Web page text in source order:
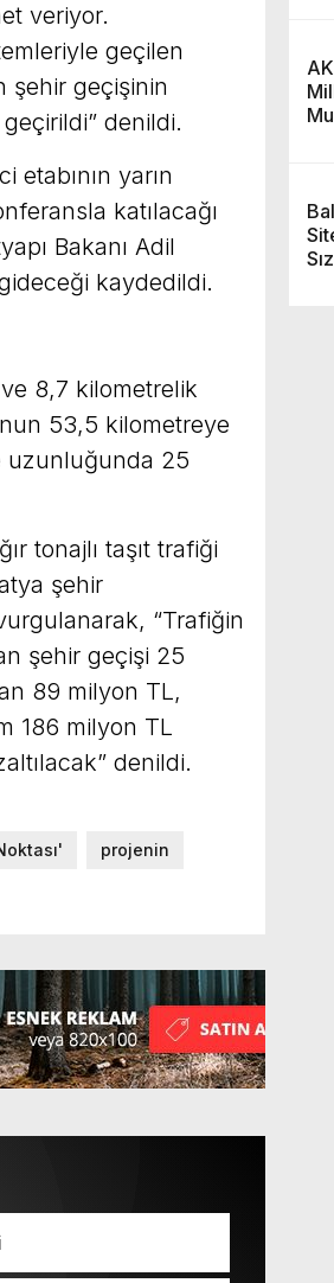
veriyor.
geçilen
şehir geçişinin
denildi.
yarın
katılacağı
Bakanı Adil
kaydedildi.
8,7 kilometrelik
53,5 kilometreye
uzunluğunda 25
tonajlı taşıt trafiği
şehir
“Trafiğin
şehir geçişi 25
89 milyon TL,
186 milyon TL
denildi.
projenin